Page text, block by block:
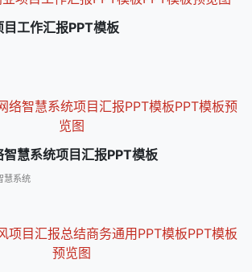
工作汇报PPT模板
慧系统项目汇报PPT模板
慧系统